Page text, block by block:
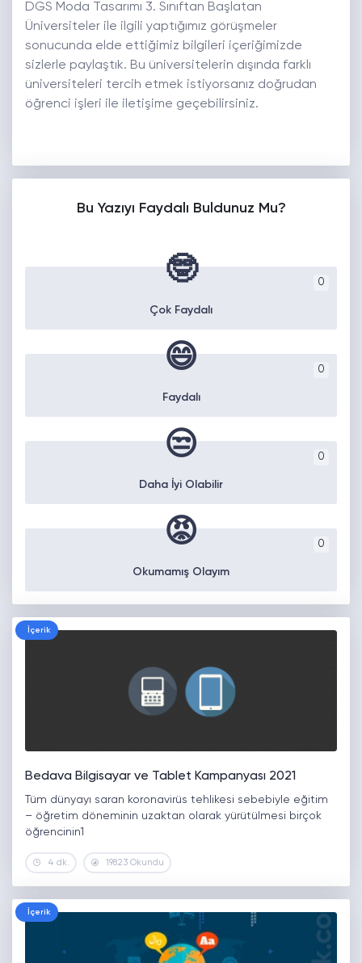
DGS Moda Tasarımı 3. Sınıftan Başlatan
Üniversiteler ile ilgili yaptığımız görüşmeler
sonucunda elde ettiğimiz bilgileri içeriğimizde
sizlerle paylaştık. Bu üniversitelerin dışında farklı
üniversiteleri tercih etmek istiyorsanız doğrudan
öğrenci işleri ile iletişime geçebilirsiniz.
Bu Yazıyı Faydalı Buldunuz Mu?
0
🤓
Çok Faydalı
0
😄
Faydalı
0
😒
Daha İyi Olabilir
0
😡
Okumamış Olayım
İçerik
Bedava Bilgisayar ve Tablet Kampanyası 2021
Tüm dünyayı saran koronavirüs tehlikesi sebebiyle eğitim
– öğretim döneminin uzaktan olarak yürütülmesi birçok
öğrencinin1
4 dk. 19823 Okundu
İçerik